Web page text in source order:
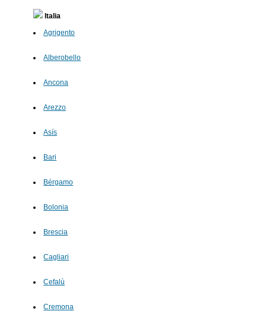
Italia
Agrigento
Alberobello
Ancona
Arezzo
Asís
Bari
Bérgamo
Bolonia
Brescia
Cagliari
Cefalù
Cremona